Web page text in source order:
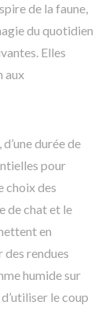
de la faune,
du quotidien
Elles
aux
, d’une durée de
pour
choix des
de chat et le
en
des rendues
humide sur
le coup